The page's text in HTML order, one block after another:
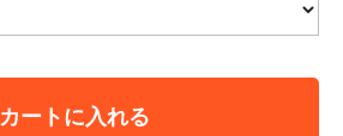
カートに入れる